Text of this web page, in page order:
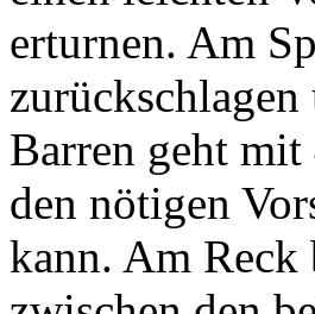
erturnen. Am
Barren geht
den nötigen
kann. Am Reck